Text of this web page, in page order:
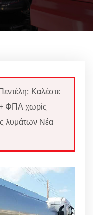
Καλέστε
ΦΠΑ χωρίς
λυμάτων Νέα